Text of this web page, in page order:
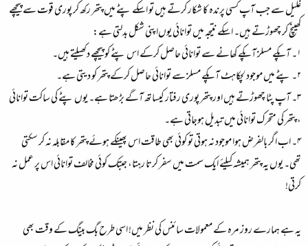
غلیل سے جب آپ کسی پرندہ کا شکار کرتے ہیں تو اسکے پٹے میں پتھر رکھ کر پوری قوت سے پیچھے
کھینچ کر چھوڑتے ہیں۔ اسکے نتیجہ میں توانائی یوں‌اپنی شکل بدلتی ہے:
۱۔ آپکے مسلز آپکے کھانے سے توانائی حاصل کرکے اس پٹے کو پیچھے دکھیلتے ہیں۔
۲۔ پٹے میں موجود لچکاہٹ آپکے مسلز سے توانائی حاصل کرکے پتھر کو دیتی ہے۔
۳۔ آپ پٹا چھوڑتے ہیں اور پتھر پوری رفتار کیساتھ آگے بڑھتا ہے۔ یوں پٹے کی ساکت توانائی
، پتھر کی متحرک توانائی میں تبدیل ہوجاتی ہے۔
۴۔ اب اگر بالفرض ہوا موجود نہ ہوتی تو کوئی بھی طاقت اس پھینکے ہوئے پتھر کا مقابلہ نہ کر سکتی
تھی۔ یوں یہ پتھر ہمیشہ کیلئے ایک سمت میں سفر کرتا رہتا، جبتک کوئی مخالف توانائی اس پر عمل نہ
کرتی!
یہ ہے ہمارے روز مرہ کے معمولات سائنس کی نظر میں! اسی طرح بگ بینگ کے وقت بھی